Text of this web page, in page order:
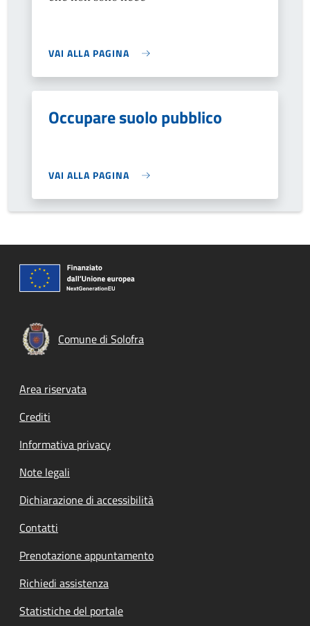
VAI ALLA PAGINA
Occupare suolo pubblico
VAI ALLA PAGINA
Comune di Solofra
Footer menu
Area riservata
Crediti
Informativa privacy
Note legali
Dichiarazione di accessibilità
Contatti
Prenotazione appuntamento
Richiedi assistenza
Statistiche del portale